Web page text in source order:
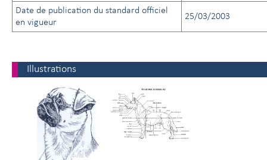
Date de publication du standard officiel
en vigueur
25/03/2003
Illustrations